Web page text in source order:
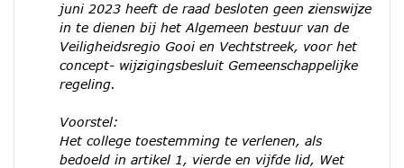
juni 2023 heeft de raad besloten geen zienswijze
in te dienen bij het Algemeen bestuur van de
Veiligheidsregio Gooi en Vechtstreek, voor het
concept- wijzigingsbesluit Gemeenschappelijke
regeling.
Voorstel:
Het college toestemming te verlenen, als
bedoeld in artikel 1, vierde en vijfde lid, Wet